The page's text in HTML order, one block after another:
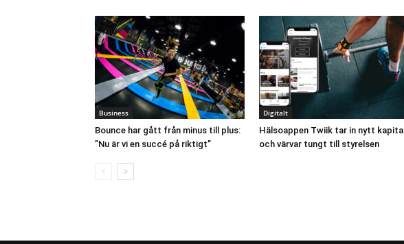
Business
Bounce har gått från minus till plus:
”Nu är vi en succé på riktigt”
Digitalt
Hälsoappen Twiik tar in nytt kapital
och värvar tungt till styrelsen